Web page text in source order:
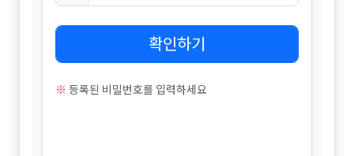
확인하기
※ 등록된 비밀번호를 입력하세요